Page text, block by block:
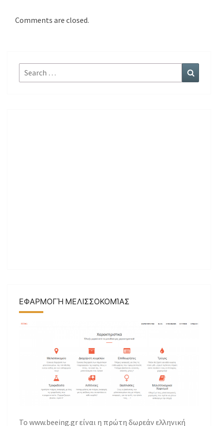
Comments are closed.
Search
for:
ΕΦΑΡΜΟΓΉ ΜΕΛΙΣΣΟΚΟΜΊΑΣ
Το www.beeing.gr είναι η πρώτη δωρεάν ελληνική